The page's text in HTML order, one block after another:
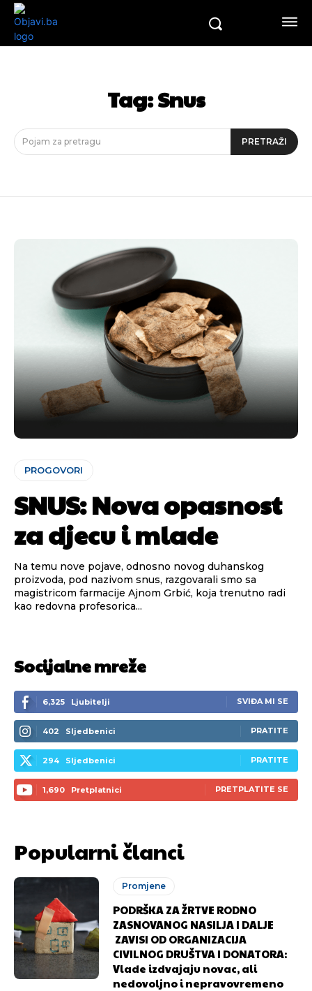
Tag:Snus
Pojam za pretragu PRETRAŽI
PROGOVORI
SNUS: Nova opasnost
za djecu i mlade
Na temu nove pojave, odnosno novog duhanskog
proizvoda, pod nazivom snus, razgovarali smo sa
magistricom farmacije Ajnom Grbić, koja trenutno radi
kao redovna profesorica...
Socijalne mreže
6,325 Ljubitelji SVIĐA MI SE
402 Sljedbenici PRATITE
294 Sljedbenici PRATITE
1,690 Pretplatnici PRETPLATITE SE
Popularni članci
Promjene
PODRŠKA ZA ŽRTVE RODNO
ZASNOVANOG NASILJA I DALJE
ZAVISI OD ORGANIZACIJA
CIVILNOG DRUŠTVA I DONATORA:
Vlade izdvajaju novac, ali
nedovoljno i nepravovremeno